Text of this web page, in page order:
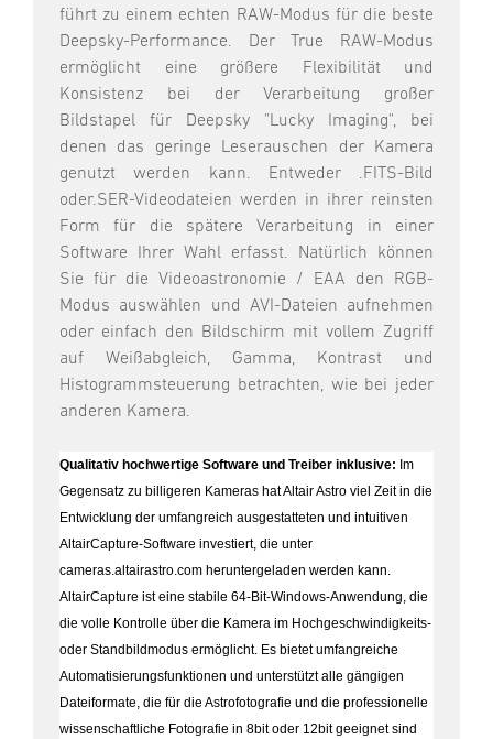
führt zu einem echten RAW-Modus für die beste
Deepsky-Performance. Der True RAW-Modus
ermöglicht eine größere Flexibilität und
Konsistenz bei der Verarbeitung großer
Bildstapel für Deepsky "Lucky Imaging", bei
denen das geringe Leserauschen der Kamera
genutzt werden kann. Entweder .FITS-Bild
oder.SER-Videodateien werden in ihrer reinsten
Form für die spätere Verarbeitung in einer
Software Ihrer Wahl erfasst. Natürlich können
Sie für die Videoastronomie / EAA den RGB-
Modus auswählen und AVI-Dateien aufnehmen
oder einfach den Bildschirm mit vollem Zugriff
auf Weißabgleich, Gamma, Kontrast und
Histogrammsteuerung betrachten, wie bei jeder
anderen Kamera.
Qualitativ hochwertige Software und Treiber inklusive: Im
Gegensatz zu billigeren Kameras hat Altair Astro viel Zeit in die
Entwicklung der umfangreich ausgestatteten und intuitiven
AltairCapture-Software investiert, die unter
cameras.altairastro.com heruntergeladen werden kann.
AltairCapture ist eine stabile 64-Bit-Windows-Anwendung, die
die volle Kontrolle über die Kamera im Hochgeschwindigkeits-
oder Standbildmodus ermöglicht. Es bietet umfangreiche
Automatisierungsfunktionen und unterstützt alle gängigen
Dateiformate, die für die Astrofotografie und die professionelle
wissenschaftliche Fotografie in 8bit oder 12bit geeignet sind